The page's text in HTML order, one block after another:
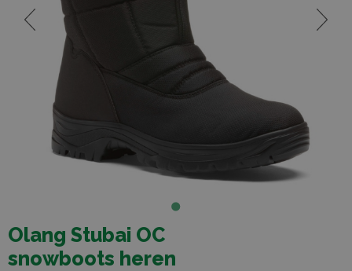
Olang Stubai OC
snowboots heren